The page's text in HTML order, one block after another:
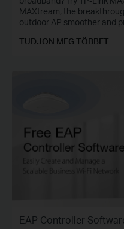
MAXtream, the
outdoor AP smoother and
TUDJON MEG TÖBBET
EAP Controller